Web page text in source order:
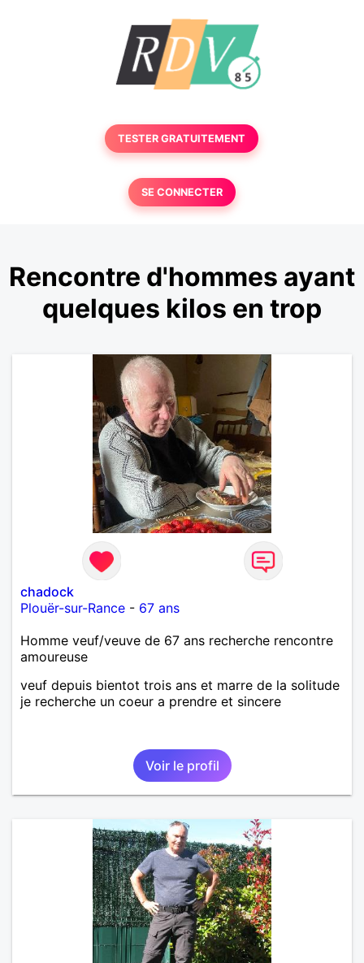
TESTER GRATUITEMENT
SE CONNECTER
Rencontre d'hommes ayant
quelques kilos en trop
chadock
Plouër-sur-Rance - 67 ans
Homme veuf/veuve de 67 ans recherche rencontre
amoureuse
veuf depuis bientot trois ans et marre de la solitude
je recherche un coeur a prendre et sincere
Voir le profil